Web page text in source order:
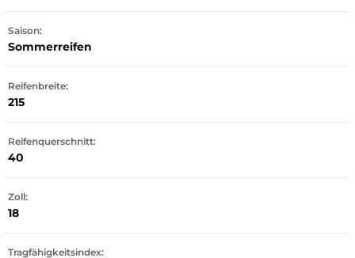
Saison:
Sommerreifen
Reifenbreite:
215
Reifenquerschnitt:
40
Zoll:
18
Tragfähigkeitsindex: